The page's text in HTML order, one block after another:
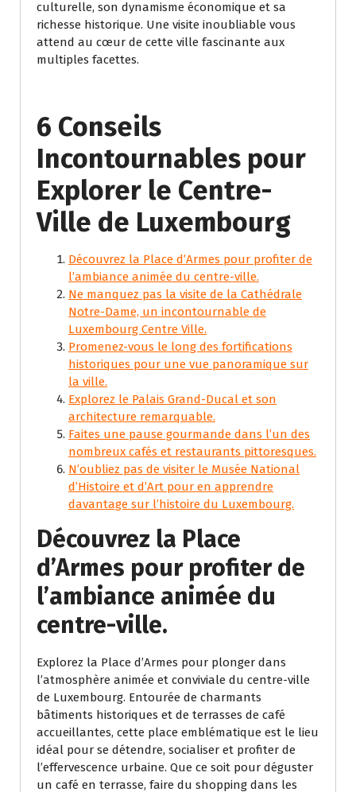
culturelle, son dynamisme économique et sa
richesse historique. Une visite inoubliable vous
attend au cœur de cette ville fascinante aux
multiples facettes.
6 Conseils
Incontournables pour
Explorer le Centre-
Ville de Luxembourg
Découvrez la Place d’Armes pour profiter de
l’ambiance animée du centre-ville.
Ne manquez pas la visite de la Cathédrale
Notre-Dame, un incontournable de
Luxembourg Centre Ville.
Promenez-vous le long des fortifications
historiques pour une vue panoramique sur
la ville.
Explorez le Palais Grand-Ducal et son
architecture remarquable.
Faites une pause gourmande dans l’un des
nombreux cafés et restaurants pittoresques.
N’oubliez pas de visiter le Musée National
d’Histoire et d’Art pour en apprendre
davantage sur l’histoire du Luxembourg.
Découvrez la Place
d’Armes pour profiter de
l’ambiance animée du
centre-ville.
Explorez la Place d’Armes pour plonger dans
l’atmosphère animée et conviviale du centre-ville
de Luxembourg. Entourée de charmants
bâtiments historiques et de terrasses de café
accueillantes, cette place emblématique est le lieu
idéal pour se détendre, socialiser et profiter de
l’effervescence urbaine. Que ce soit pour déguster
un café en terrasse, faire du shopping dans les